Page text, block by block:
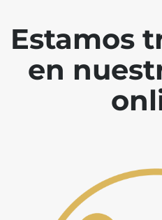
Estamos
en